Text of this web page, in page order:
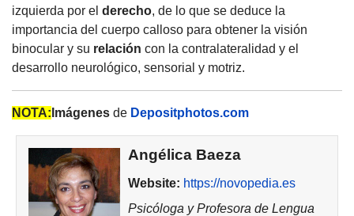
izquierda por el derecho, de lo que se deduce la
importancia del cuerpo calloso para obtener la visión
binocular y su relación con la contralateralidad y el
desarrollo neurológico, sensorial y motriz.
NOTA: Imágenes de Depositphotos.com
Angélica Baeza
Website: https://novopedia.es
Psicóloga y Profesora de Lengua